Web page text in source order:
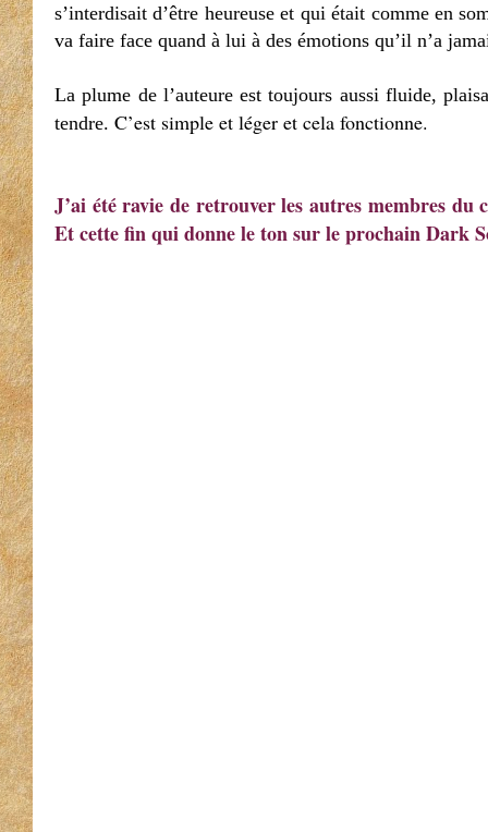
s’interdisait d’être heureuse et qui était comme en
va faire face quand à lui à des émotions qu’il n’a
La plume de l’auteure est toujours aussi fluide,
tendre. C’est simple et léger et cela fonctionne.
J’ai été ravie de retrouver les autres membres
Et cette fin qui donne le ton sur le prochain Dark